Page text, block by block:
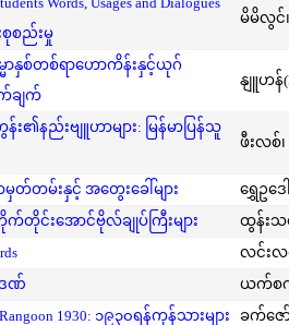
စည်းမှု
မိမိလွင်၊
မာနှစ်တစ်ရာဟောကိန်းနှင့်ယုဂ်
ချက်
နျူဟန်
၏နည်းဗျူဟာများ: မြန်မာပြန်သူ
ဖီးလစ်
တမ်းနှင့် အတွေးခေါ်များ
ရွှေဥဒေ
က်တိုင်းအောင်ဗိုလ်ချုပ်ကြီးများ
ထွန်းသ
လင်းလ
ဒဏ်
ယက်စကီ
Rangoon 1930: ၁၉၃၀ရန်ကုန်သားများ
ခက်ဇေ